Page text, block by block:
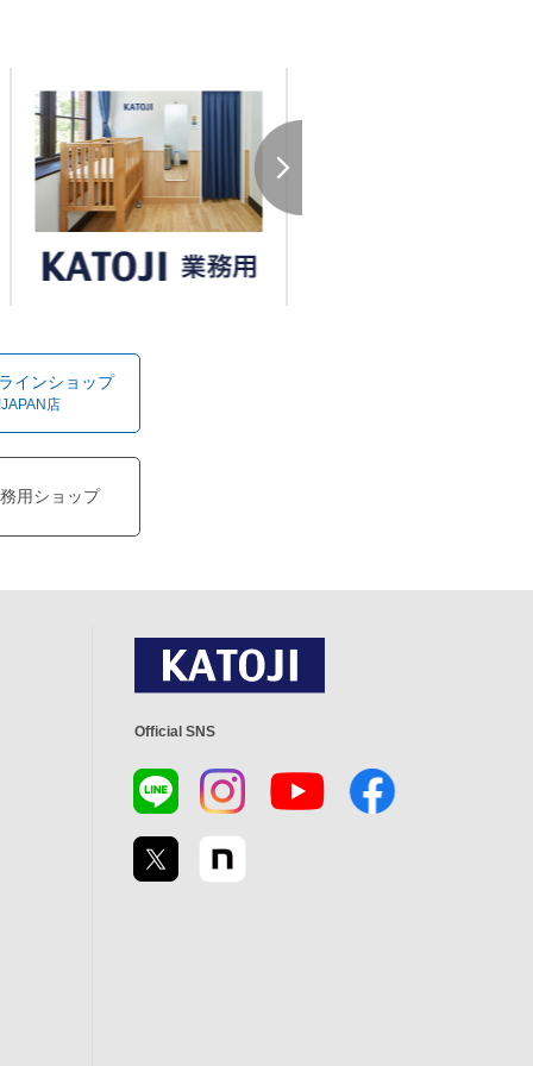
インショップ
店
用ショップ
Official SNS